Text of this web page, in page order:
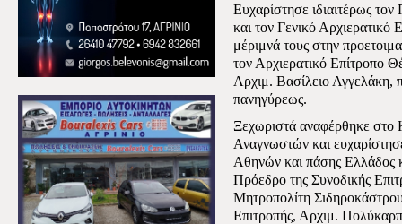
Ευχαρίστησε ιδιαιτέρως
και τον Γενικό
μέριμνά τους στην
τον Αρχιερατικό Επίτροπο
Αρχιμ. Βασίλειο Αγγελάκη,
πανηγύρεως.
Ξεχωριστά αναφέρθηκε στο
Αναγνωστών και
Αθηνών και πάσης Ελλάδος
Πρόεδρο της Συνοδικής
Μητροπολίτη
Επιτροπής, Αρχιμ.